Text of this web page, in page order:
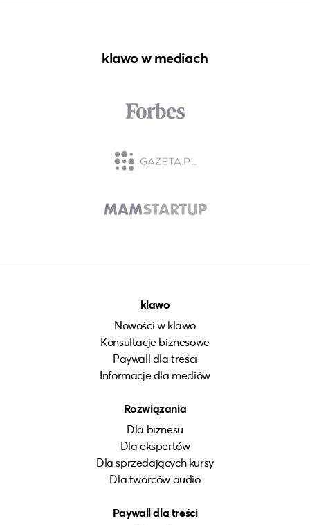
klawo w mediach
klawo
Nowości w klawo
Konsultacje biznesowe
Paywall dla treści
Informacje dla mediów
Rozwiązania
Dla biznesu
Dla ekspertów
Dla sprzedających kursy
Dla twórców audio
Paywall dla treści